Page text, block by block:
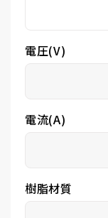
電圧(V)
電流(A)
樹脂材質